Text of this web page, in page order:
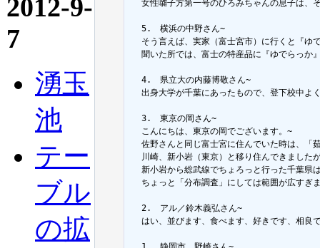
2012-9-
7
湧玉
池
テー
ブル
の拡
女性囃子方第一号のひろみちゃんの息子は、
  5.　横浜の中野さん~
そう言えば、実家（富士宮市）に行くと『ゆ
聞いた所では、富士の特産品に『ゆでらっか
  4.　県立大の内藤博敬さん~
出身大学が千葉にあったもので、登下校中よ
  3.　東京の岡さん~
  こんにちは、東京の岡でございます。~
佐野さんと同じ富士宮に住んでいた時は、「
川崎、新小岩（東京）と移り住んできました
新小岩から総武線でちょろっと行った千葉県
ちょっと「分布調査」にしては範囲が広すぎ
  2.　アル／鈴木義弘さん~
はい、並びます、食べます、好きです、相良